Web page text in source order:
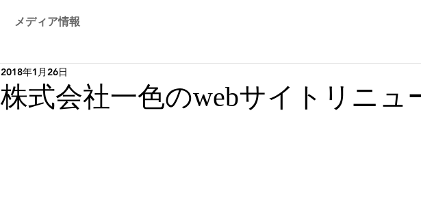
メディア情報
株式会社一色のwebサイトリニュ
2018年1月26日